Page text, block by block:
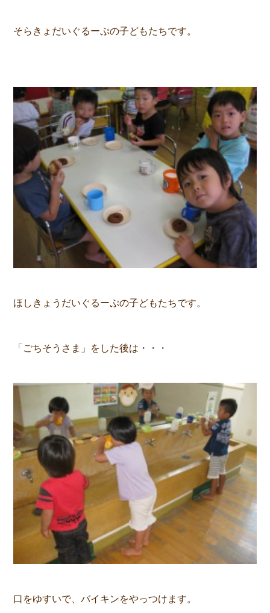
そらきょだいぐるーぷの子どもたちです。
ほしきょうだいぐるーぷの子どもたちです。
「ごちそうさま」をした後は・・・
口をゆすいで、バイキンをやっつけます。